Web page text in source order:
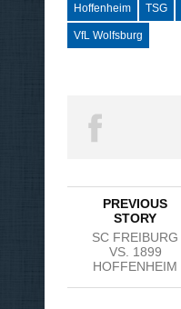
Hoffenheim TSG
VfL Wolfsburg
PREVIOUS
STORY
SC FREIBURG
VS. 1899
HOFFENHEIM